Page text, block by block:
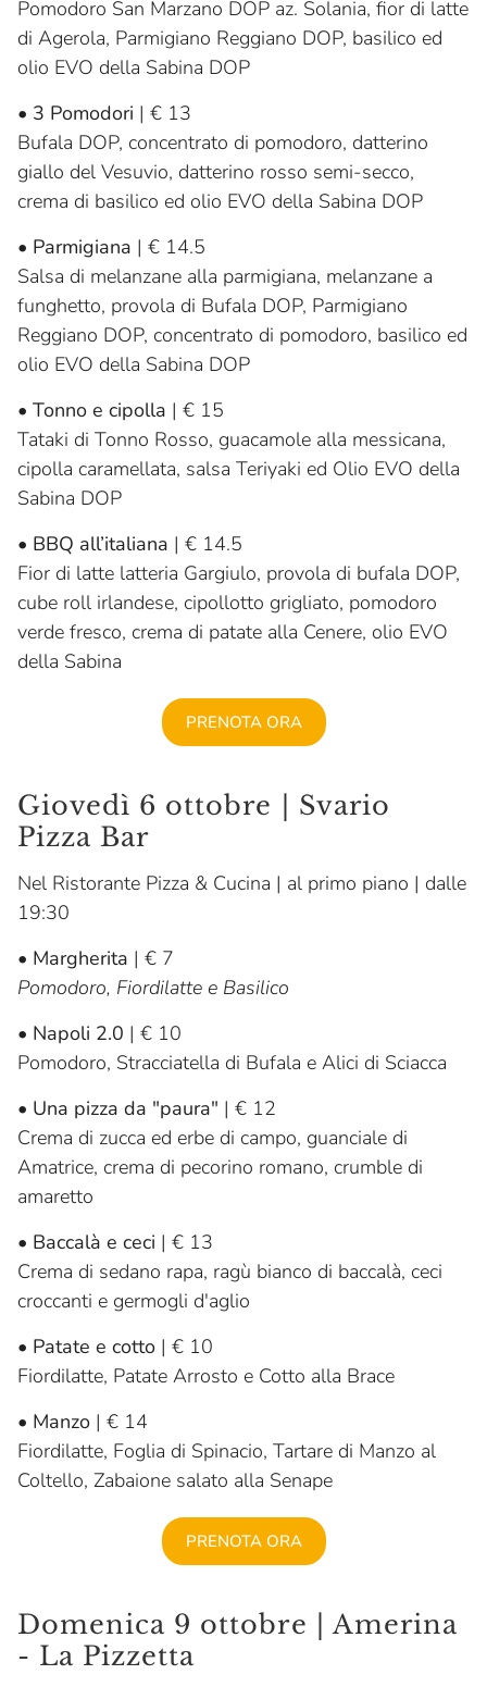
Pomodoro San Marzano DOP az. Solania, fior di latte
di Agerola, Parmigiano Reggiano DOP, basilico ed
olio EVO della Sabina DOP
• 3 Pomodori | € 13
Bufala DOP, concentrato di pomodoro, datterino
giallo del Vesuvio, datterino rosso semi-secco,
crema di basilico ed olio EVO della Sabina DOP
• Parmigiana | € 14.5
Salsa di melanzane alla parmigiana, melanzane a
funghetto, provola di Bufala DOP, Parmigiano
Reggiano DOP, concentrato di pomodoro, basilico ed
olio EVO della Sabina DOP
• Tonno e cipolla | € 15
Tataki di Tonno Rosso, guacamole alla messicana,
cipolla caramellata, salsa Teriyaki ed Olio EVO della
Sabina DOP
• BBQ all’italiana | € 14.5
Fior di latte latteria Gargiulo, provola di bufala DOP,
cube roll irlandese, cipollotto grigliato, pomodoro
verde fresco, crema di patate alla Cenere, olio EVO
della Sabina
PRENOTA ORA
Giovedì 6 ottobre | Svario
Pizza Bar
Nel Ristorante Pizza & Cucina | al primo piano | dalle
19:30
• Margherita | € 7
Pomodoro, Fiordilatte e Basilico
• Napoli 2.0 | € 10
Pomodoro, Stracciatella di Bufala e Alici di Sciacca
• Una pizza da "paura" | € 12
Crema di zucca ed erbe di campo, guanciale di
Amatrice, crema di pecorino romano, crumble di
amaretto
• Baccalà e ceci | € 13
Crema di sedano rapa, ragù bianco di baccalà, ceci
croccanti e germogli d'aglio
• Patate e cotto | € 10
Fiordilatte, Patate Arrosto e Cotto alla Brace
• Manzo | € 14
Fiordilatte, Foglia di Spinacio, Tartare di Manzo al
Coltello, Zabaione salato alla Senape
PRENOTA ORA
Domenica 9 ottobre | Amerina
- La Pizzetta